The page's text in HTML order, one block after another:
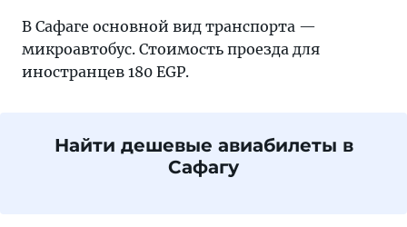
В Сафаге основной вид транспорта —
микроавтобус. Стоимость проезда для
иностранцев 180 EGP.
Найти дешевые авиабилеты в
Сафагу